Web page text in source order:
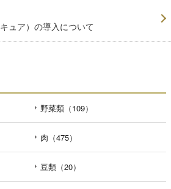
ュア）の導入について
野菜類（109）
肉（475）
豆類（20）